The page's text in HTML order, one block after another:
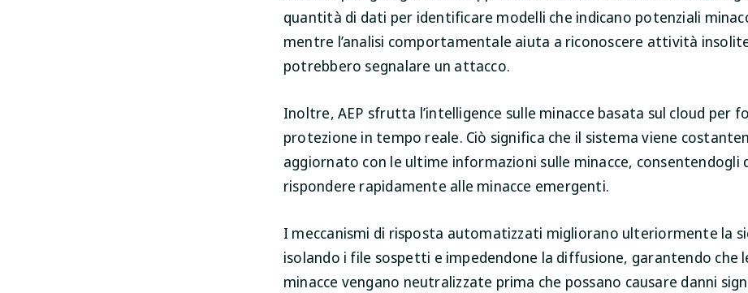
quantità di dati per identificare modelli che indicano potenziali
mentre l’analisi comportamentale aiuta a riconoscere attività
potrebbero segnalare un attacco.
Inoltre, AEP sfrutta l’intelligence sulle minacce basata sul cloud per
protezione in tempo reale. Ciò significa che il sistema viene
aggiornato con le ultime informazioni sulle minacce, consentendogli
rispondere rapidamente alle minacce emergenti.
I meccanismi di risposta automatizzati migliorano ulteriormente la
isolando i file sospetti e impedendone la diffusione, garantendo che
minacce vengano neutralizzate prima che possano causare danni